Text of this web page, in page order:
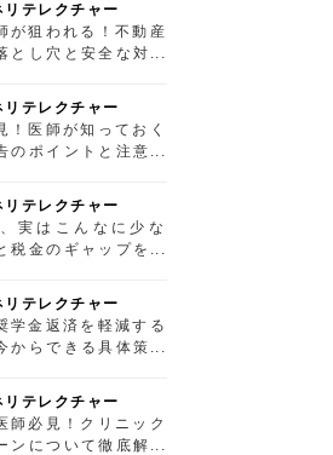
リテレクチャー
が狙われる！不動産
とし穴と安全な対処
リテレクチャー
！医師が知っておく
のポイントと注意点
リテレクチャー
実はこんなに少な
税金のギャップを知
リテレクチャー
学金返済を軽減する
からできる具体策を
リテレクチャー
師必見！クリニック
ンについて徹底解説